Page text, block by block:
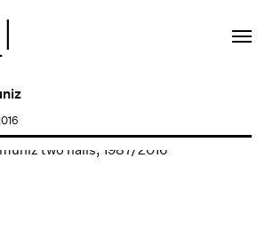
of the following image in a popup: